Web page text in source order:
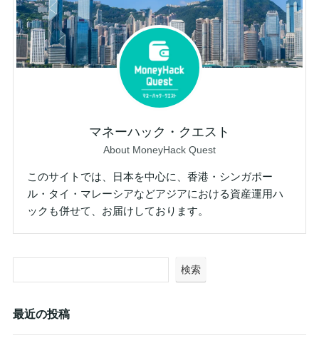
マネーハック・クエスト
About MoneyHack Quest
このサイトでは、日本を中心に、香港・シンガポー
ル・タイ・マレーシアなどアジアにおける資産運用ハ
ックも併せて、お届けしております。
検索
最近の投稿